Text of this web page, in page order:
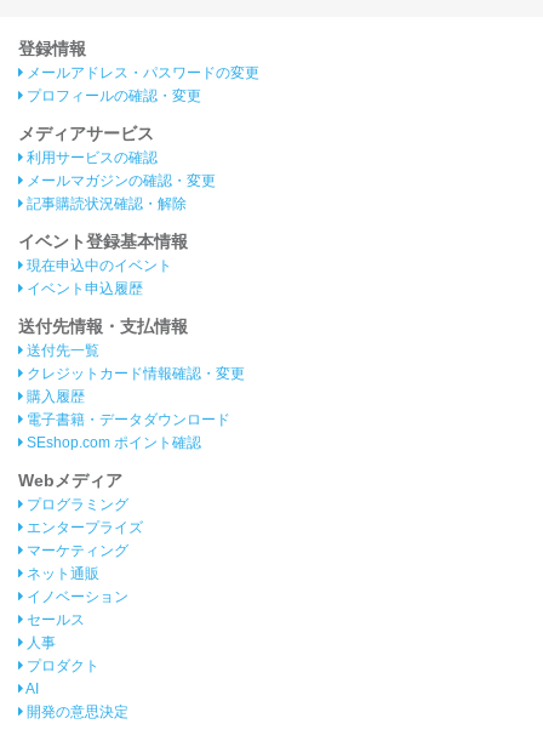
登録情報
メールアドレス・パスワードの変更
プロフィールの確認・変更
メディアサービス
利用サービスの確認
メールマガジンの確認・変更
記事購読状況確認・解除
イベント登録基本情報
現在申込中のイベント
イベント申込履歴
送付先情報・支払情報
送付先一覧
クレジットカード情報確認・変更
購入履歴
電子書籍・データダウンロード
SEshop.com ポイント確認
Webメディア
プログラミング
エンタープライズ
マーケティング
ネット通販
イノベーション
セールス
人事
プロダクト
AI
開発の意思決定